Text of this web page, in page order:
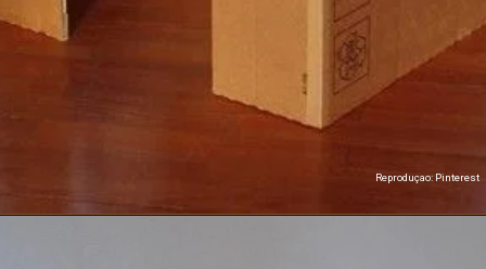
Reproduçao: Pinterest